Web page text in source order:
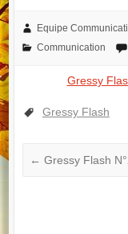
Equipe
Communication
Gressy
Gressy Flash
← Gressy Flash